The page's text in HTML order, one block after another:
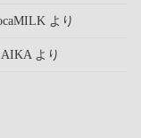
より
より